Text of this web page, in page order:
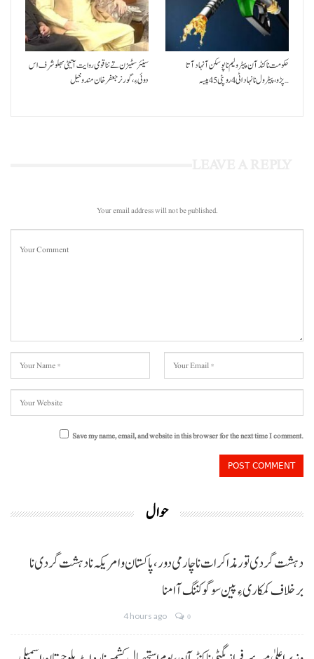
سینئر سٹیزن تے ننا قومی روایت آتیٹی بھلو شرف اس
دوئی ءِ،گورنر جعفرخان مندوخیل
حکومت نا کنڈ آن پیٹرولیم نا پوسکن آ نہاد آتا
پڑو،پیٹرول نا نہاد اٹی 4 روپئی 45 پیسہ…
Your email address will not be published.
Save my name, email, and website in this browser for the next time I comment.
حوال
دہشت گردی تور مذاکرات نا چارمی دور،پاکستان و امریکہ نا دہشت گردی نا
برخلاف کمکاری ءِ پین سوگو کننگ آ امنا
4 hours ago 0